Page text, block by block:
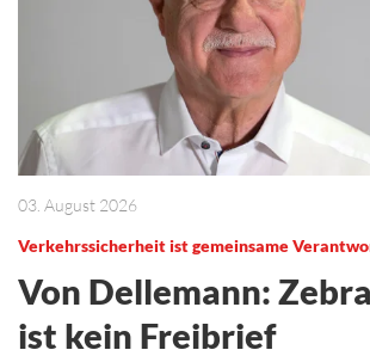
03. August 2026
Verkehrssicherheit ist gemeinsame
Von Dellemann:
ist kein Freibrief